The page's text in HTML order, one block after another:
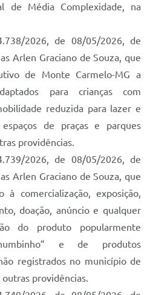
de Média Complexidade, na
2026, de 08/05/2026, de
Arlen Graciano de Souza, que
de Monte Carmelo-MG a
para crianças com
reduzida para lazer e
de praças e parques
providências.
2026, de 08/05/2026, de
Arlen Graciano de Souza, que
à comercialização, exposição,
doação, anúncio e qualquer
do produto popularmente
e de produtos
registrados no município de
providências.